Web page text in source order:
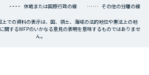
休戦または国際行政の線 その他の分離の線
での資料の表示は、国、領土、海域の法的地位や憲法上の地
関するWFPのいかなる意見の表明を意味するものではありませ
ん。